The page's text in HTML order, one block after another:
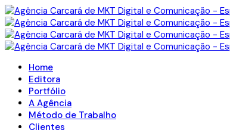
Home
Editora
Portfólio
A Agência
Método de Trabalho
Clientes